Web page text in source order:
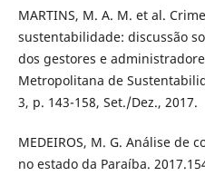
MARTINS, M. A. M. et al.
sustentabilidade: discussão
dos gestores e
Metropolitana de
3, p. 143-158, Set./Dez., 2017.
MEDEIROS, M. G. Análise de
no estado da Paraíba.